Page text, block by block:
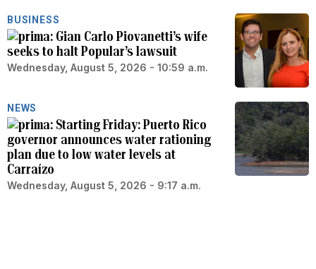
BUSINESS
Gian Carlo Piovanetti’s wife
seeks to halt Popular’s lawsuit
Wednesday, August 5, 2026 - 10:59 a.m.
NEWS
Starting Friday: Puerto Rico
governor announces water rationing
plan due to low water levels at
Carraízo
Wednesday, August 5, 2026 - 9:17 a.m.